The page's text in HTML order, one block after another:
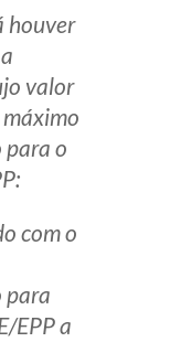
houver
valor
o
com o
para
EPP a